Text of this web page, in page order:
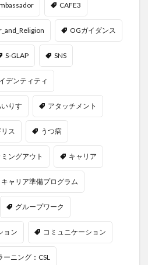
CAFE3
OGガイダンス
S-GLAP SNS
デンティティ
りす アタッチメント
ス うつ病
ミングアウト キャリア
キャリア準備プログラム
グループワーク
ョン コミュニケーション
ーニング：CSL